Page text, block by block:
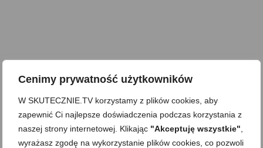
Cenimy prywatność użytkowników
W SKUTECZNIE.TV korzystamy z plików cookies, aby
zapewnić Ci najlepsze doświadczenia podczas korzystania z
naszej strony internetowej. Klikając "Akceptuję wszystkie"
wyrażasz zgodę na wykorzystanie plików cookies, co pozwoli